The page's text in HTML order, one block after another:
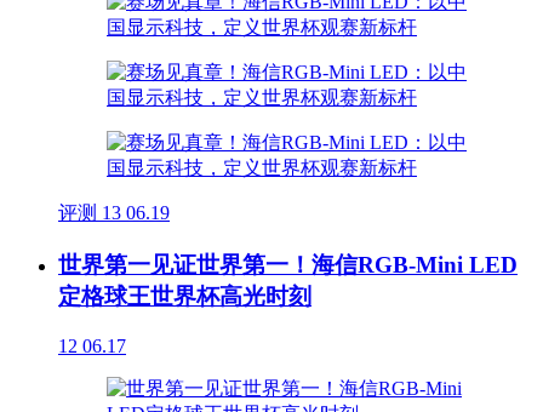
评测 13 06.19
世界第一见证世界第一！海信RGB-Mini LED
定格球王世界杯高光时刻
12 06.17